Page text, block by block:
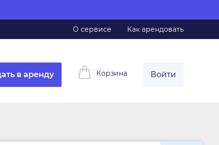
О сервисе Как арендовать
в аренду Корзина Войти